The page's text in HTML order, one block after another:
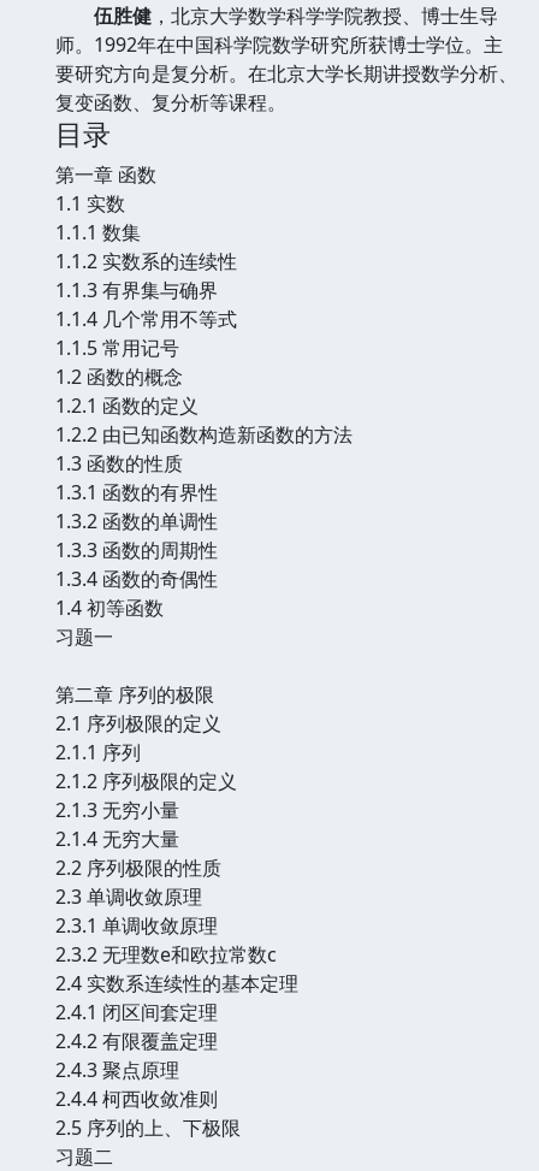
伍胜健 ，北京大学数学科学学院教授、博士生导
师。1992年在中国科学院数学研究所获博士学位。主
要研究方向是复分析。在北京大学长期讲授数学分析、
复变函数、复分析等课程。
目录
第一章 函数
1.1 实数
1.1.1 数集
1.1.2 实数系的连续性
1.1.3 有界集与确界
1.1.4 几个常用不等式
1.1.5 常用记号
1.2 函数的概念
1.2.1 函数的定义
1.2.2 由已知函数构造新函数的方法
1.3 函数的性质
1.3.1 函数的有界性
1.3.2 函数的单调性
1.3.3 函数的周期性
1.3.4 函数的奇偶性
1.4 初等函数
习题一
第二章 序列的极限
2.1 序列极限的定义
2.1.1 序列
2.1.2 序列极限的定义
2.1.3 无穷小量
2.1.4 无穷大量
2.2 序列极限的性质
2.3 单调收敛原理
2.3.1 单调收敛原理
2.3.2 无理数e和欧拉常数c
2.4 实数系连续性的基本定理
2.4.1 闭区间套定理
2.4.2 有限覆盖定理
2.4.3 聚点原理
2.4.4 柯西收敛准则
2.5 序列的上、下极限
习题二